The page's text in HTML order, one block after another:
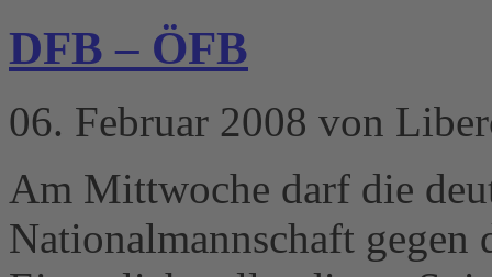
DFB – ÖFB
06. Februar 2008 von
Am Mittwoche darf die
Nationalmannschaft gegen